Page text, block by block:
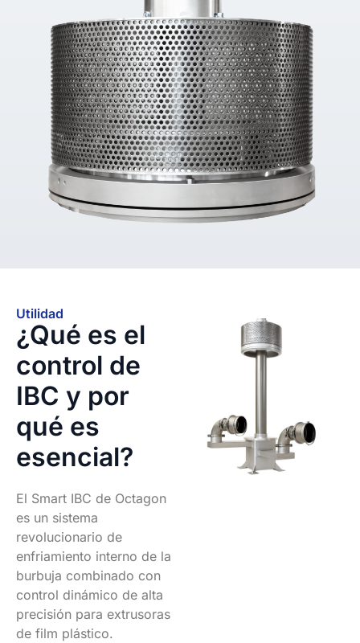
Utilidad
¿Qué es el
control de
IBC y por
qué es
esencial?
El Smart IBC de Octagon
es un sistema
revolucionario de
enfriamiento interno de la
burbuja combinado con
control dinámico de alta
precisión para extrusoras
de film plástico.